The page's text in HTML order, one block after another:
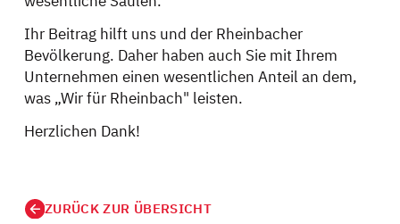
Ihr Beitrag hilft uns und der Rheinbacher
Bevölkerung. Daher haben auch Sie mit Ihrem
Unternehmen einen wesentlichen Anteil an dem,
was „Wir für Rheinbach" leisten.
Herzlichen Dank!
ZURÜCK ZUR ÜBERSICHT